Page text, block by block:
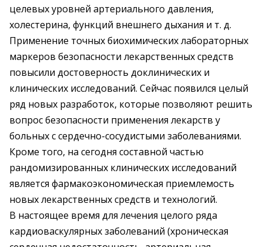
целевых уровней артериального давления,
холестерина, функций внешнего дыхания и т. д.
Применение точных биохимических лабораторных
маркеров безопасности лекарственных средств
повысили достоверность доклинических и
клинических исследований. Сейчас появился целый
ряд новых разработок, которые позволяют решить
вопрос безопасности применения лекарств у
больных с сердечно-сосудистыми заболеваниями.
Кроме того, на сегодня составной частью
рандомизированных клинических исследований
является фармакоэкономическая приемлемость
новых лекарственных средств и технологий.
В настоящее время для лечения целого ряда
кардиоваскулярных заболеваний (хроническая